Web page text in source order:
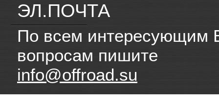
ЭЛ.ПОЧТА
По всем интересующим
вопросам пишите
info@offroad.su